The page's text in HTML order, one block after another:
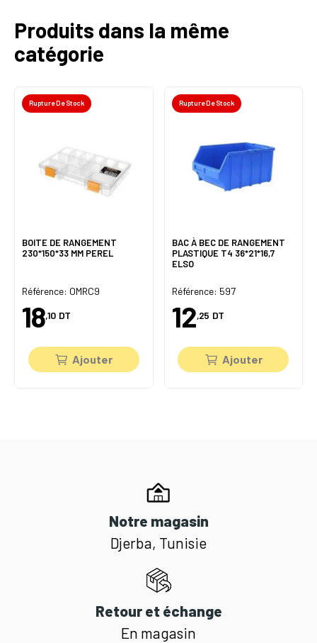
Produits dans la même
catégorie
Rupture De Stock
BOITE DE RANGEMENT
230*150*33 MM PEREL
Référence: OMRC9
18,10 DT
Ajouter
Rupture De Stock
BAC À BEC DE RANGEMENT
PLASTIQUE T4 36*21*16,7
ELSO
Référence: 597
12,25 DT
Ajouter
Notre magasin
Djerba, Tunisie
Retour et échange
En magasin